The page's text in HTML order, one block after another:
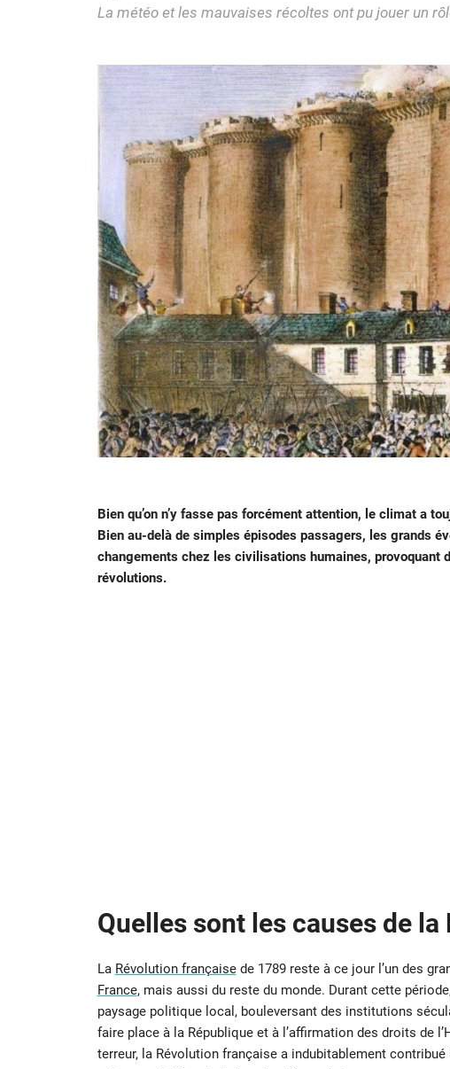
La météo et les mauvaises récoltes ont pu jouer un
Bien qu’on n’y fasse pas forcément attention, le climat a
Bien au-delà de simples épisodes passagers, les grands
changements chez les civilisations humaines, provoquant
révolutions.
Quelles sont les causes de
La Révolution françaisede 1789 reste à ce jour l’un des
France, mais aussi du reste du monde. Durant cette
paysage politique local, bouleversant des institutions
faire place à la République et à l’affirmation des droits de
terreur, la Révolution française a indubitablement